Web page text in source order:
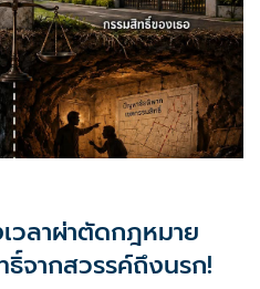
วลาผ่าตัดกฎหมาย
จากสวรรค์ถึงนรก!